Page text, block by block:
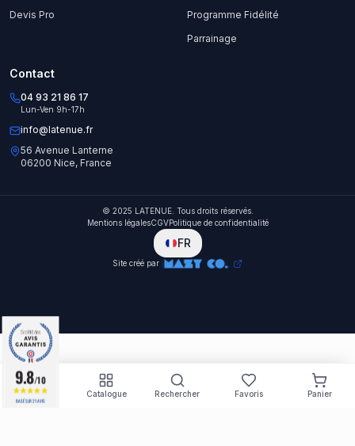
Devis Pro
Programme Fidélité
Parrainage
Contact
04 93 21 86 17
Lun-Ven 9h-17h
info@latenue.fr
56 Avenue Lanterne
06200 Nice, France
© 2025 LATENUE. Tous droits réservés.
Mentions légalesCGVPolitique de confidentialité
FR
Site créé par
Accueil Catalogue Rechercher Favoris Panier
9.8/10
BASÉ SUR 21 AVIS
9.8/10
BASÉ SUR 21 AVIS